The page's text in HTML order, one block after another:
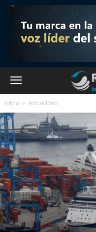
Inicio Actualidad